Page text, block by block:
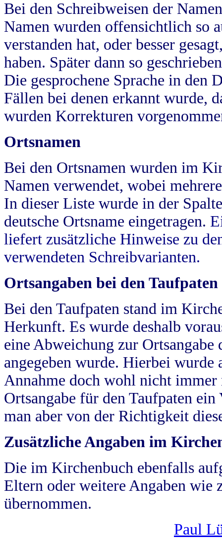
Bei den Schreibweisen der
Namen wurden offensichtlich so
verstanden hat, oder besser
haben. Später dann so
Die gesprochene Sprache in
Fällen bei denen erkannt wurde,
wurden Korrekturen
Ortsnamen
Bei den Ortsnamen wurden im
Namen verwendet, wobei
In dieser Liste wurde in der
deutsche Ortsname eingetragen.
liefert zusätzliche Hinweise zu
verwendeten Schreibvarianten.
Ortsangaben bei den Taufpaten
Bei den Taufpaten stand im
Herkunft. Es wurde deshalb
eine Abweichung zur
angegeben wurde. Hierbei wurde
Annahme doch wohl nicht
Ortsangabe für den Taufpaten
man aber von der Richtigkeit
Zusätzliche Angaben im
Die im Kirchenbuch ebenfalls
Eltern oder weitere Angaben wie
übernommen.
Paul